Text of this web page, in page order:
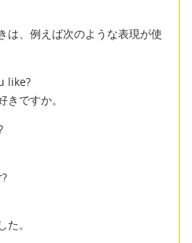
は、例えば次のような表現が使
like?
ですか。
。